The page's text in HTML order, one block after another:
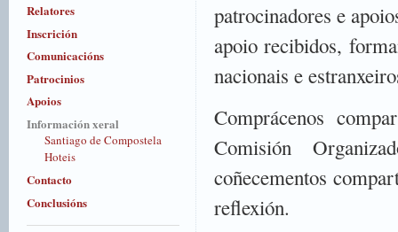
Relatores
Inscrición
Comunicacións
Patrocinios
Apoios
Información xeral
Santiago de Compostela
Hoteis
Contacto
Conclusións
patrocinadores e
apoio recibidos,
nacionais e
Comprácenos
Comisión
coñecementos
reflexión.